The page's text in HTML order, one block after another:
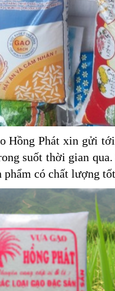
Hồng Phát xin gửi
suốt thời gian
có chất lượng